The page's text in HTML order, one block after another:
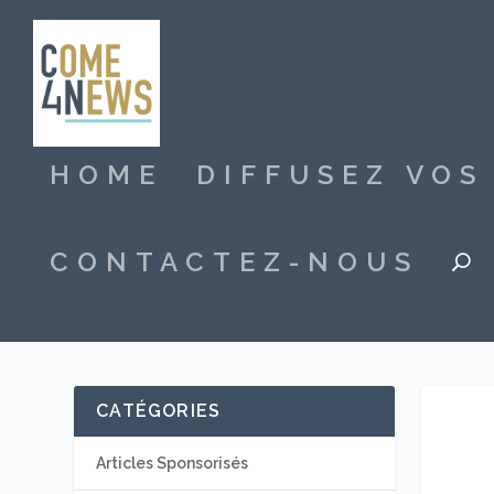
HOME DIFFUSEZ
CONTACTEZ-NOUS
CATÉGORIES
Articles Sponsorisés